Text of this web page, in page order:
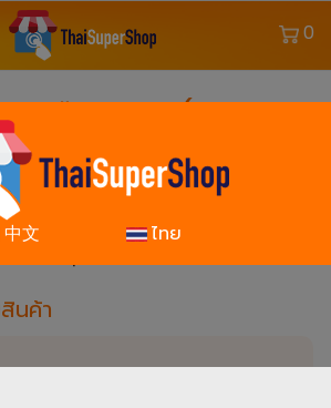
0
ละคืนสินค้า (Claim
Product)
มุ่งมั่นให้ลูกค้าพึงพอใจสูงสุด
ค้าในกรณีสินค้ามีปัญหาจากการผลิต หรือ
นค้า
中文 ไทย